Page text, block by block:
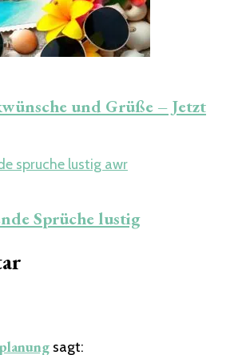
und Grüße – Jetzt
Sprüche lustig
sagt: